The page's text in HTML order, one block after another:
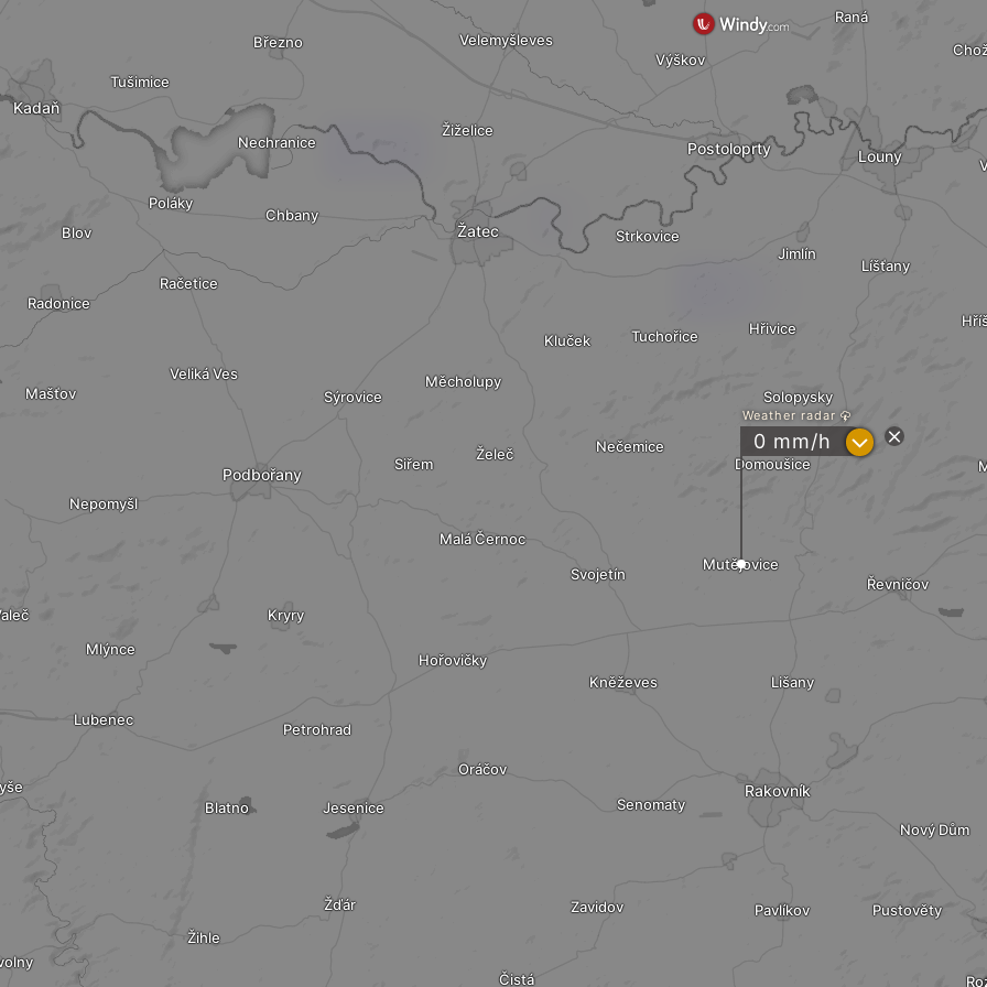
Nečemice
Tuchořice
Mutějovice
Měcholupy
Želeč
Malá Černoc
Kluček
Svojetín
Domoušice
Solopysky
Řevničov
Hřivice
Strkovice
Výškov
Postoloprty
Žiželice
Žatec
Líšťany
Louny
Jimlín
Kněževes
Senomaty
Oráčov
Rakovník
Lišany
Nový Dům
Veliká Ves
Sýrovice
Podbořany
Siřem
Nechranice
Račetice
Chbany
Hořovičky
Kryry
Petrohrad
Jesenice
Blatno
Velemyšleves
Raná
Čistá
Zavidov Pustověty
Pavlíkov
Březno
Nepomyšl
Mašťov
Žďár
Žihle
Tušimice
Kadaň
Poláky
Blov
Radonice
Mlýnce
Lubenec
Weather radar
0 mm/h ?